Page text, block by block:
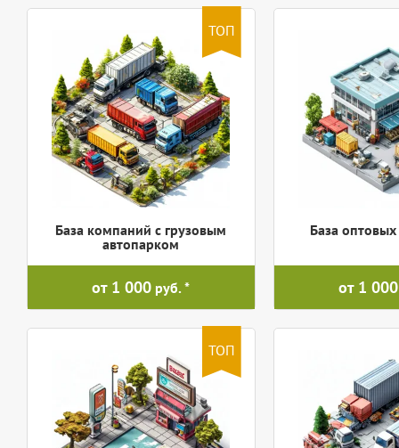
ТОП
База компаний с грузовым
автопарком
от 1 000 руб.
База
от 1 000
ТОП